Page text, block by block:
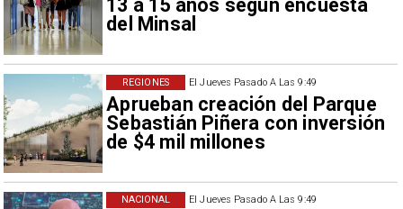
13 a 15 años según encuesta
del Minsal
El Jueves Pasado A Las 9:49
Aprueban creación del Parque
Sebastián Piñera con inversión
de $4 mil millones
REGIONES
El Jueves Pasado A Las 9:49
NACIONAL